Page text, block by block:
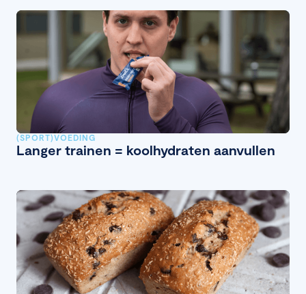
(SPORT)VOEDING
Langer trainen = koolhydraten aanvullen